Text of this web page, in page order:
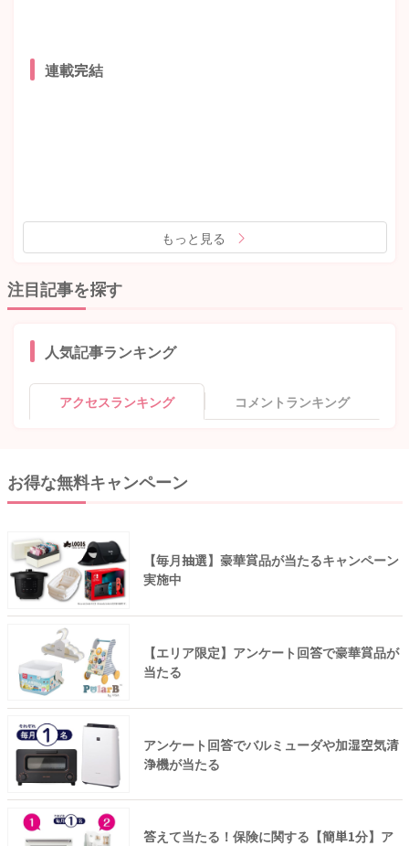
連載完結
もっと見る
注目記事を探す
人気記事ランキング
アクセスランキング コメントランキング
お得な無料キャンペーン
【毎月抽選】豪華賞品が当たるキャンペーン
実施中
【エリア限定】アンケート回答で豪華賞品が
当たる
アンケート回答でバルミューダや加湿空気清
浄機が当たる
答えて当たる！保険に関する【簡単1分】ア